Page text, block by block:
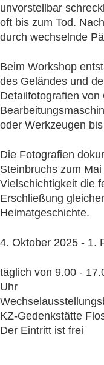
unvorstellbar
oft bis zum Tod.
durch wechselnde
Beim Workshop
des Geländes und
Detailfotografien von
oder Werkzeugen
Die Fotografien
Steinbruchs zum
Vielschichtigkeit die
Erschließung
Heimatgeschichte.
4. Oktober 2025 - 1.
täglich von 9.00 -
Uhr
KZ-Gedenkstätte
Der Eintritt ist frei